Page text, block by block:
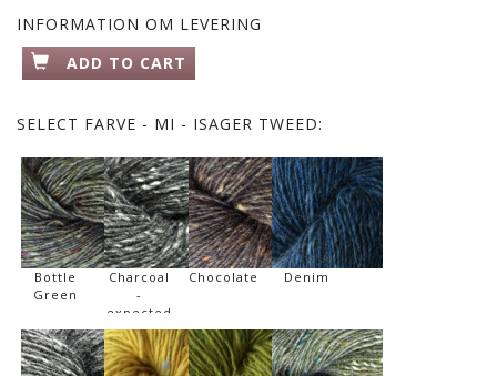
INFORMATION OM LEVERING
ADD TO CART
SELECT FARVE - MI - ISAGER TWEED:
Bottle
Green
Charcoal
-
expected
end
march
2023
Chocolate Denim